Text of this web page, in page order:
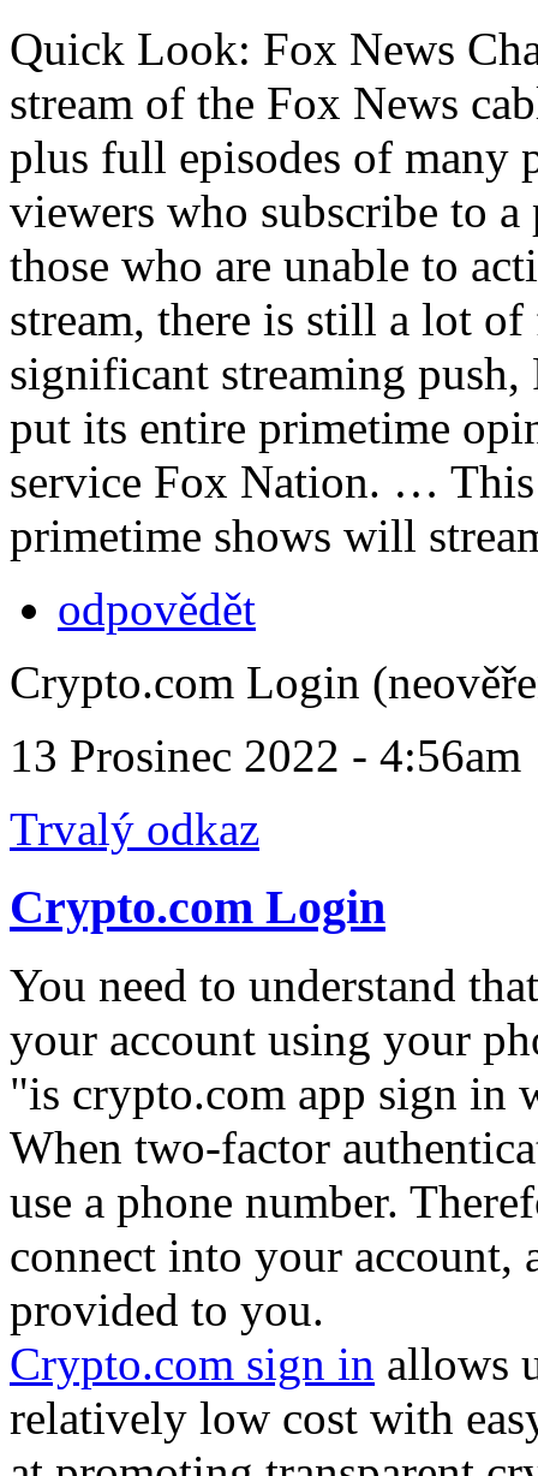
Quick Look: Fox News
stream of the Fox News
plus full episodes of many
viewers who subscribe to
those who are unable to
stream, there is still a lot
significant streaming
put its entire primetime
service Fox Nation. …
primetime shows will
odpovědět
Crypto.com Login
13 Prosinec 2022 - 4:56am
Trvalý odkaz
Crypto.com Login
You need to understand
your account using your
"is crypto.com app sign in
When two-factor
use a phone number.
connect into your account,
provided to you.
Crypto.com sign in allows
relatively low cost with